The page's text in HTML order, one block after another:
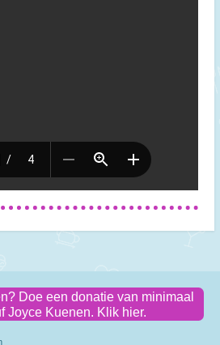
Doe een donatie van minimaal
Joyce Kuenen. Klik hier.